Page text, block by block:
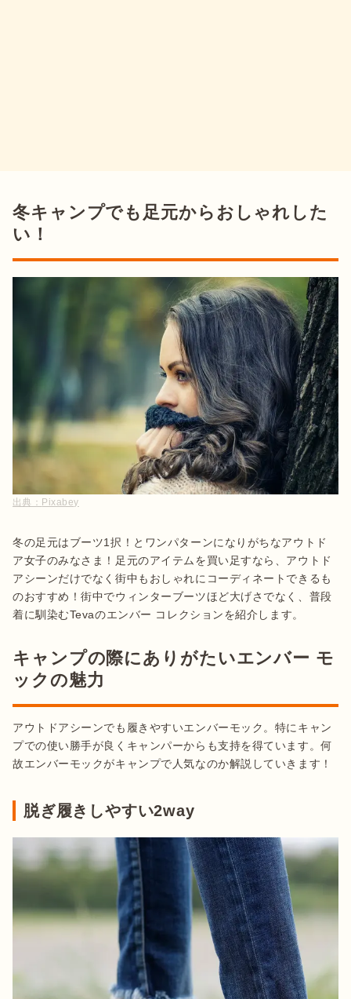
冬キャンプでも足元からおしゃれした
い！
出典： Pixabey
冬の足元はブーツ1択！とワンパターンになりがちなアウトド
ア女子のみなさま！足元のアイテムを買い足すなら、アウトド
アシーンだけでなく街中もおしゃれにコーディネートできるも
のおすすめ！街中でウィンターブーツほど大げさでなく、普段
キャンプの際にありがたいエンバー モ
ックの魅力
アウトドアシーンでも履きやすいエンバーモック。特にキャン
プでの使い勝手が良くキャンパーからも支持を得ています。何
故エンバーモックがキャンプで人気なのか解説していきます！
脱ぎ履きしやすい2way